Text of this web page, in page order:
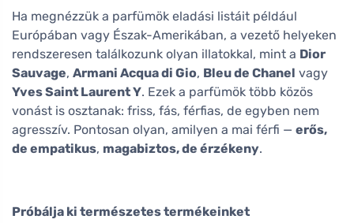
Ha megnézzük a parfümök eladási listáit például
Európában vagy Észak-Amerikában, a vezető helyeken
rendszeresen találkozunk olyan illatokkal, mint a Dior
Sauvage, Armani Acqua di Gio, Bleu de Chanel vagy
Yves Saint Laurent Y. Ezek a parfümök több közös
vonást is osztanak: friss, fás, férfias, de egyben nem
agresszív. Pontosan olyan, amilyen a mai férfi — erős,
de empatikus, magabiztos, de érzékeny.
Próbálja ki természetes termékeinket